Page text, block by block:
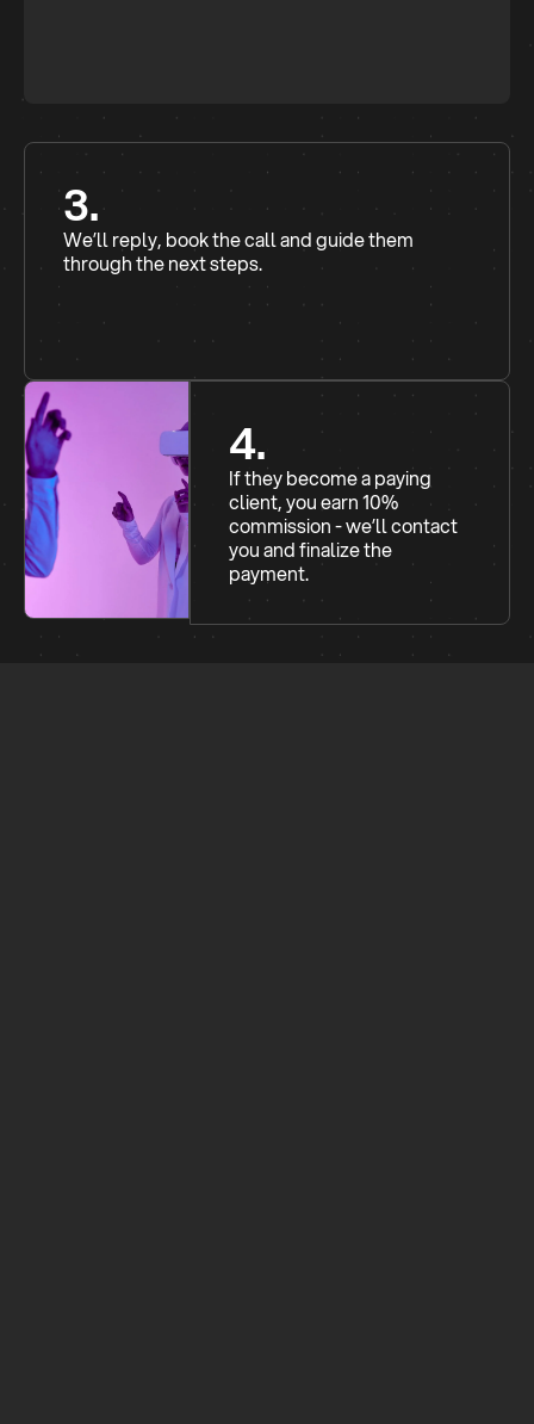
3.
We’ll reply, book the call and guide them
through the next steps.
4.
If they become a paying
client, you earn 10%
commission - we’ll contact
you and finalize the
payment.